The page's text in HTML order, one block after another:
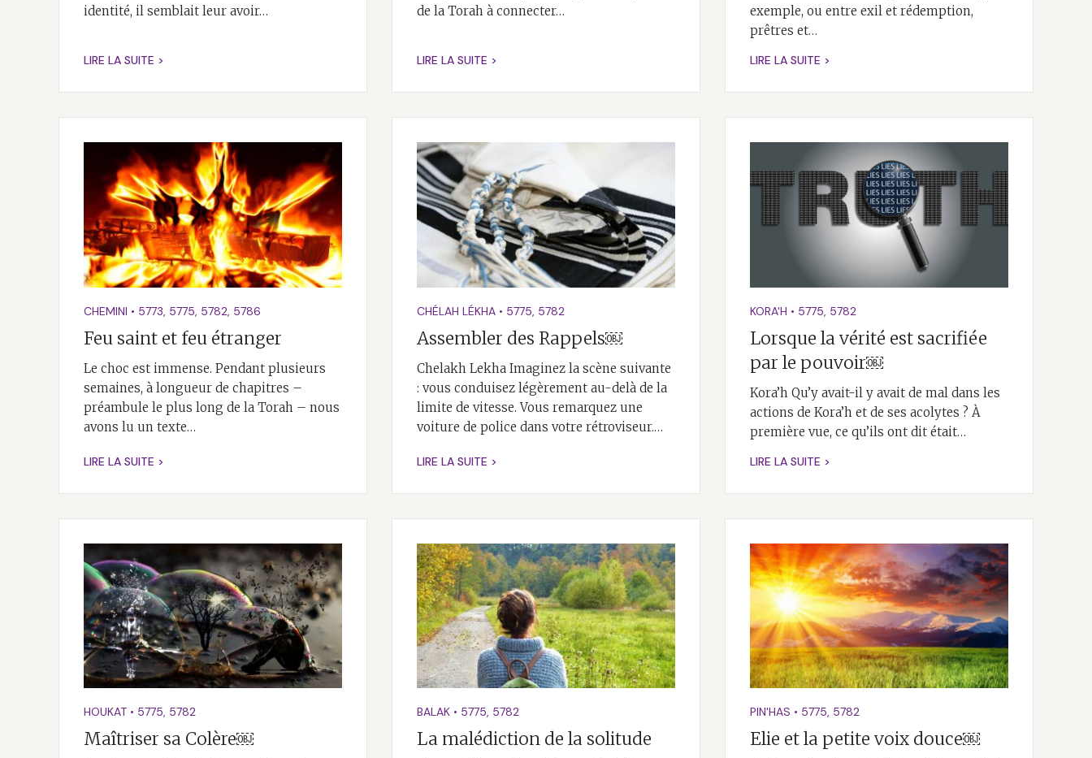
identité, il semblait leur avoir…
LIRE LA SUITE >
de la Torah à connecter…
LIRE LA SUITE >
exemple, ou entre exil et rédemption,
prêtres et…
LIRE LA SUITE >
CHEMINI • 5773 5775 5782 5786
Feu saint et feu étranger
Le choc est immense. Pendant plusieurs
semaines, à longueur de chapitres –
préambule le plus long de la Torah – nous
avons lu un texte…
LIRE LA SUITE >
CHÉLAH LÉKHA • 5775 5782
Assembler des Rappels￼
Chelakh Lekha Imaginez la scène suivante
: vous conduisez légèrement au-delà de la
limite de vitesse. Vous remarquez une
voiture de police dans votre rétroviseur.…
LIRE LA SUITE >
KORA'H • 5775 5782
Lorsque la vérité est sacrifiée
par le pouvoir￼
Kora’h Qu’y avait-il y avait de mal dans les
actions de Kora’h et de ses acolytes ? À
première vue, ce qu’ils ont dit était…
LIRE LA SUITE >
HOUKAT • 5775, 5782
Maîtriser sa Colère￼
BALAK • 5775, 5782
La malédiction de la solitude
PIN'HAS • 5775, 5782
Elie et la petite voix douce￼